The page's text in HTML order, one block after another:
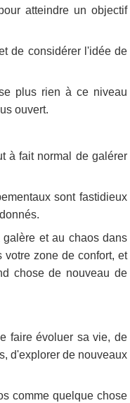
atteindre un objectif
de considérer l'idée de
plus rien à ce niveau
ouvert.
à fait normal de galérer
sont fastidieux
et au chaos dans
zone de confort, et
chose de nouveau de
faire évoluer sa vie, de
d'explorer de nouveaux
comme quelque chose